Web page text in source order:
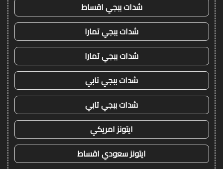
شدات ببجي اقساط
شدات ببجي تمارا
شدات ببجي تمارا
شدات ببجي تابي
شدات ببجي تابي
ايتونز امريكي
ايتونز سعودي اقساط